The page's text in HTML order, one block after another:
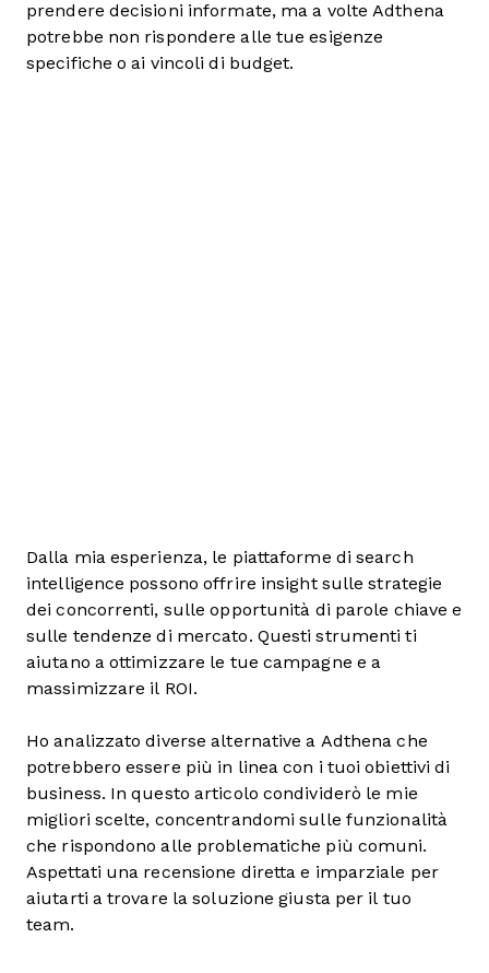
prendere decisioni informate, ma a volte Adthena
potrebbe non rispondere alle tue esigenze
specifiche o ai vincoli di budget.
Dalla mia esperienza, le piattaforme di search
intelligence possono offrire insight sulle strategie
dei concorrenti, sulle opportunità di parole chiave e
sulle tendenze di mercato. Questi strumenti ti
aiutano a ottimizzare le tue campagne e a
massimizzare il ROI.
Ho analizzato diverse alternative a Adthena che
potrebbero essere più in linea con i tuoi obiettivi di
business. In questo articolo condividerò le mie
migliori scelte, concentrandomi sulle funzionalità
che rispondono alle problematiche più comuni.
Aspettati una recensione diretta e imparziale per
aiutarti a trovare la soluzione giusta per il tuo
team.